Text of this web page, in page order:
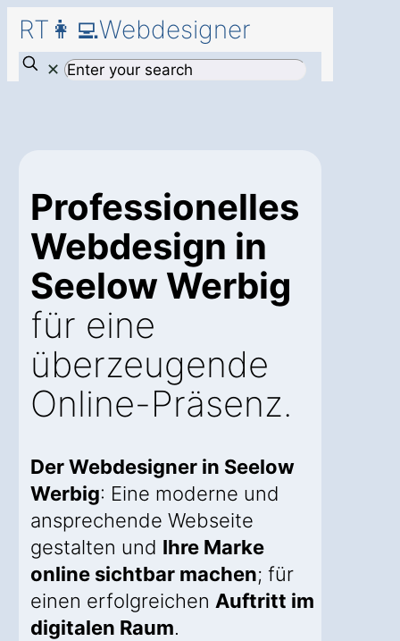
RT👩‍💻Webdesigner
✕
Professionelles
Webdesign in
Seelow Werbig
für eine
überzeugende
Online-Präsenz.
Der Webdesigner in Seelow
Werbig: Eine moderne und
ansprechende Webseite
gestalten und Ihre Marke
online sichtbar machen; für
einen erfolgreichen Auftritt im
digitalen Raum.